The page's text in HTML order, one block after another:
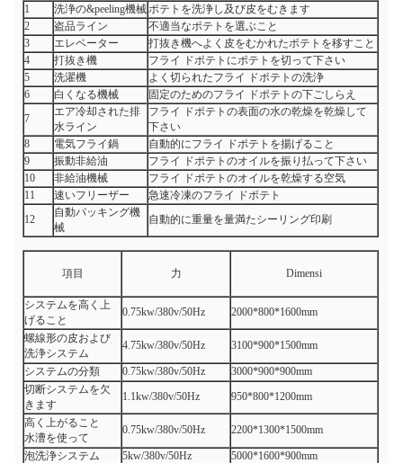
1 洗浄の&peeling機械ポテトを洗浄し及び皮をむきます
2
盗品ライン
不適当なポテトを選ぶこと
3
エレベーター
打抜き機へよく皮をむかれたポテトを移すこと
4
打抜き機
フライ ドポテトにポテトを切って下さい
5
洗濯機
よく切られたフライ ドポテトの洗浄
6
白くなる機械
固定のためのフライ ドポテトの下ごしらえ
7
エア冷却された排
水ライン
フライ ドポテトの表面の水の乾燥を乾燥して
下さい
8
電気フライ鍋
自動的にフライ ドポテトを揚げること
9
振動非給油
フライ ドポテトのオイルを振り払って下さい
10
非給油機械
フライ ドポテトのオイルを乾燥する空気
11
速いフリーザー
急速冷凍のフライ ドポテト
12
自動パッキング機
械
自動的に重量を量満たシーリング印刷
項目 力 Dimensi
システムを高く上
げること
0.75kw/380v/50Hz 2000*800*1600mm
螺線形の皮および
洗浄システム
4.75kw/380v/50Hz 3100*900*1500mm
システムの分類 0.75kw/380v/50Hz
3000*900*900mm
切断システムを欠
きます
1.1kw/380v/50Hz 950*800*1200mm
高く上がること
水漕を使って
0.75kw/380v/50Hz 2200*1300*1500mm
泡洗浄システム 5kw/380v/50Hz
5000*1600*900mm